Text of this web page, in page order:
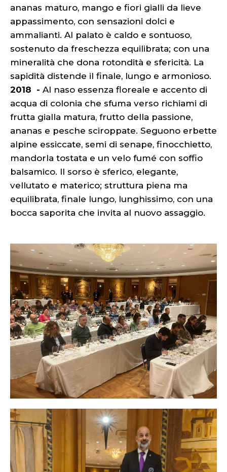
ananas maturo, mango e fiori gialli da lieve
appassimento, con sensazioni dolci e
ammalianti. Al palato è caldo e sontuoso,
sostenuto da freschezza equilibrata; con una
mineralità che dona rotondità e sfericità. La
sapidità distende il finale, lungo e armonioso.
2018 - Al naso essenza floreale e accento di
acqua di colonia che sfuma verso richiami di
frutta gialla matura, frutto della passione,
ananas e pesche sciroppate. Seguono erbette
alpine essiccate, semi di senape, finocchietto,
mandorla tostata e un velo fumé con soffio
balsamico. Il sorso è sferico, elegante,
vellutato e materico; struttura piena ma
equilibrata, finale lungo, lunghissimo, con una
bocca saporita che invita al nuovo assaggio.